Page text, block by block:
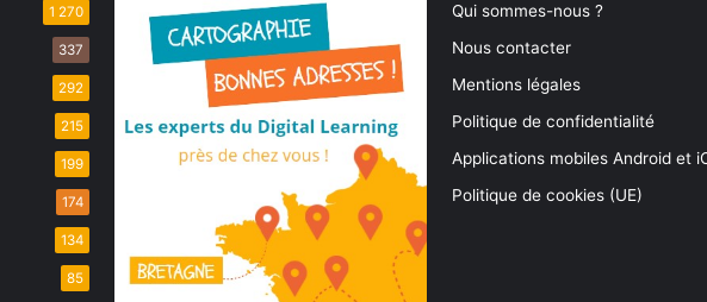
1 270
337
292
215
199
174
134
85
Qui sommes-nous ?
Nous contacter
Mentions légales
Politique de confidentialité
Applications mobiles Android et
Politique de cookies (UE)